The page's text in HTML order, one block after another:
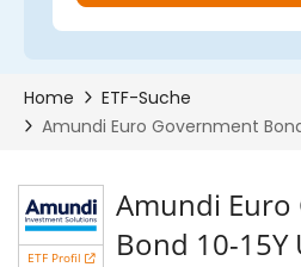
ETF Profil
Amundi
Bond 10-15Y